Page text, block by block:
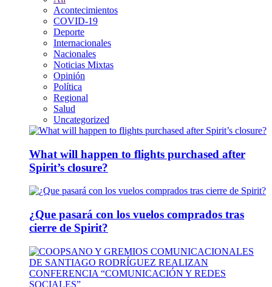
Acontecimientos
COVID-19
Deporte
Internacionales
Nacionales
Noticias Mixtas
Opinión
Política
Regional
Salud
Uncategorized
What will happen to flights purchased after
Spirit’s closure?
¿Que pasará con los vuelos comprados tras
cierre de Spirit?